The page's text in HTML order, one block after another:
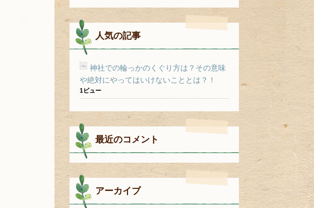
人気の記事
神社での輪っかのくぐり方は？その意味
や絶対にやってはいけないこととは？！
1ビュー
最近のコメント
アーカイブ